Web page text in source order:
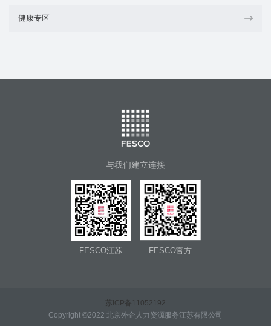
健康专区
与我们建立连接
FESCO江苏 FESCO官方
苏ICP备11052192
Copyright ©2022 北京外企人力资源服务江苏有限公司